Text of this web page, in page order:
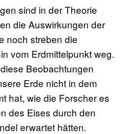
sind in der Theorie
die Auswirkungen der
noch streben die
vom Erdmittelpunkt weg.
Beobachtungen
Erde nicht in dem
hat, wie die Forscher es
des Eises durch den
erwartet hätten.